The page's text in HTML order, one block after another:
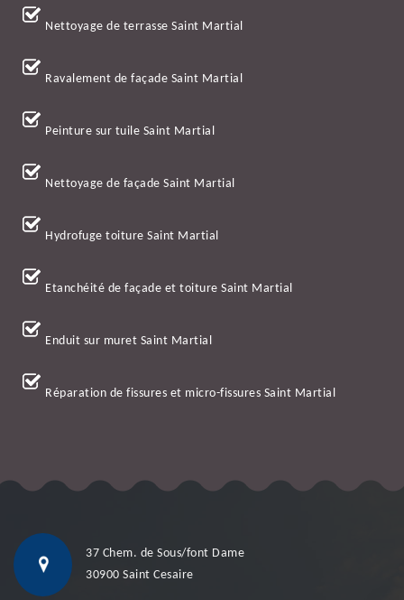
Nettoyage de terrasse Saint Martial
Ravalement de façade Saint Martial
Peinture sur tuile Saint Martial
Nettoyage de façade Saint Martial
Hydrofuge toiture Saint Martial
Etanchéité de façade et toiture Saint Martial
Enduit sur muret Saint Martial
Réparation de fissures et micro-fissures Saint Martial
37 Chem. de Sous/font Dame
30900 Saint Cesaire